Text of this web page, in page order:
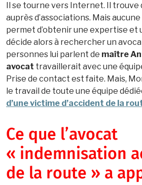
Il se tourne vers Internet. Il
auprès d’associations. Mais
permet d’obtenir une expertise et
décide alors à rechercher un
personnes lui parlent de maître
avocat travaillerait avec une
Prise de contact est faite. Mais,
le travail de toute une équipe
d’une victime d’accident de la
Ce que l’avocat
« indemnisation
de la route » a